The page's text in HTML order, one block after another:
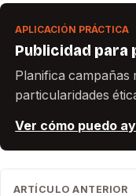
APLICACIÓN PRÁCTICA
Publicidad para
Planifica campañas
particularidades
Ver cómo puedo
ARTÍCULO ANTERIOR